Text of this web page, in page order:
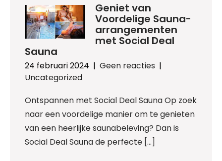
Geniet van
Voordelige Sauna-
arrangementen
met Social Deal
Sauna
24 februari 2024 | Geen reacties |
Uncategorized
Ontspannen met Social Deal Sauna Op zoek
naar een voordelige manier om te genieten
van een heerlijke saunabeleving? Dan is
Social Deal Sauna de perfecte […]